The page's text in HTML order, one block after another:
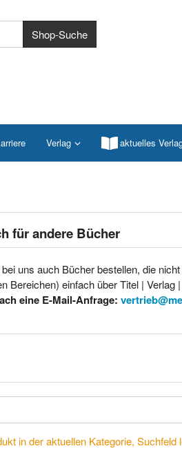
Verlag aktuelles
für andere Bücher
uns auch Bücher bestellen, die
Bereichen) einfach über Titel | Verlag
eine E-Mail-Anfrage:
in der aktuellen Kategorie, Suchfeld